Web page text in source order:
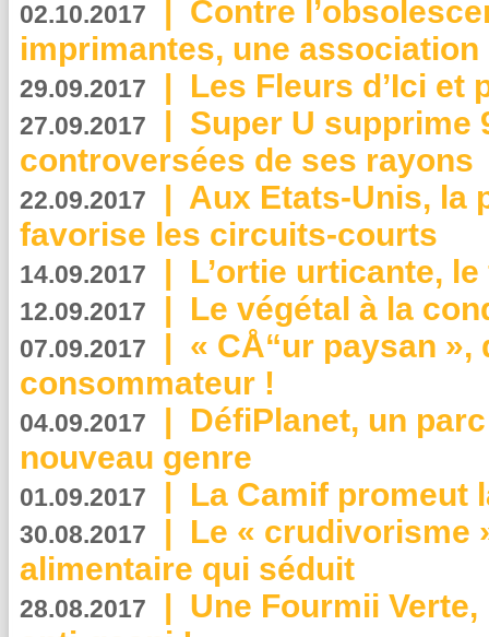
02.10.2017 | Contre
imprimantes, une
29.09.2017 | Les Fleurs d’Ici et
27.09.2017 | Super U supprime
controversées de ses rayons
22.09.2017 | Aux Etats-Unis, la
favorise les circuits-courts
14.09.2017 | L’ortie urticante,
12.09.2017 | Le végétal à la
07.09.2017 | « CÅ“ur paysan
consommateur !
04.09.2017 | DéfiPlanet, un
nouveau genre
01.09.2017 | La Camif promeut
30.08.2017 | Le « crudivorisme
alimentaire qui séduit
28.08.2017 | Une Fourmii